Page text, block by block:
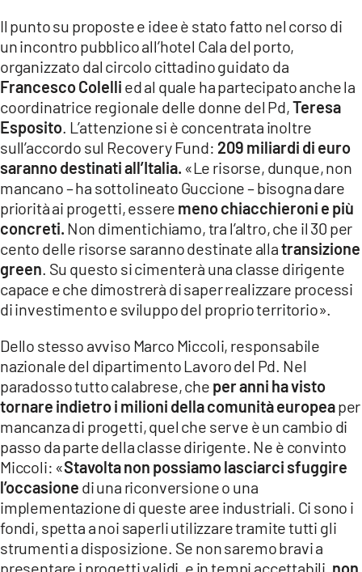
Il punto su proposte e idee è stato fatto nel corso di
un incontro pubblico all’hotel Cala del porto,
organizzato dal circolo cittadino guidato da
Francesco Colelli ed al quale ha partecipato anche la
coordinatrice regionale delle donne del Pd,Teresa
Esposito . L’attenzione si è concentrata inoltre
sull’accordo sul Recovery Fund: 209 miliardi di euro
saranno destinati all’Italia. «Le risorse, dunque, non
mancano – ha sottolineato Guccione – bisogna dare
priorità ai progetti, essere meno chiacchieroni e più
concreti. Non dimentichiamo, tra l’altro, che il 30 per
cento delle risorse saranno destinate allatransizione
green . Su questo si cimenterà una classe dirigente
capace e che dimostrerà di saper realizzare processi
di investimento e sviluppo del proprio territorio».
Dello stesso avviso Marco Miccoli, responsabile
nazionale del dipartimento Lavoro del Pd. Nel
paradosso tutto calabrese, che per anni ha visto
tornare indietro i milioni della comunità europeaper
mancanza di progetti, quel che serve è un cambio di
passo da parte della classe dirigente. Ne è convinto
Miccoli: «Stavolta non possiamo lasciarci sfuggire
l’occasione di una riconversione o una
implementazione di queste aree industriali. Ci sono i
fondi, spetta a noi saperli utilizzare tramite tutti gli
strumenti a disposizione. Se non saremo bravi a
presentare i progetti validi, e in tempi accettabili, non